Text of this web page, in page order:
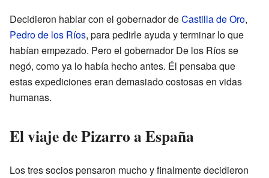
Decidieron hablar con el gobernador deCastilla de Oro,
Pedro de los Ríos, para pedirle ayuda y terminar lo que
habían empezado. Pero el gobernador De los Ríos se
negó, como ya lo había hecho antes. Él pensaba que
estas expediciones eran demasiado costosas en vidas
humanas.
El viaje de Pizarro a España
Los tres socios pensaron mucho y finalmente decidieron